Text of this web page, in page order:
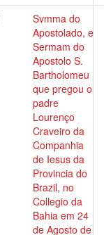
Svmma do
Apostolado, e
Sermam do
Apostolo S.
Bartholomeu
que pregou o
padre
Lourenço
Craveiro da
Companhia
de Iesus da
Provincia do
Brazil, no
Collegio da
Bahia em 24
de Agosto de